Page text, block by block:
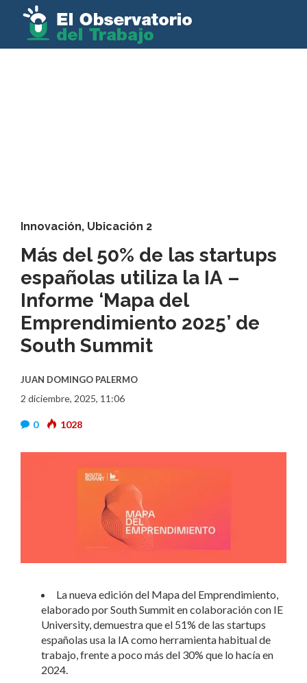
Innovación, Ubicación 2
Más del 50% de las startups
españolas utiliza la IA –
Informe ‘Mapa del
Emprendimiento 2025’ de
South Summit
JUAN DOMINGO PALERMO
2 diciembre, 2025, 11:06
0 1028
La nueva edición del Mapa del Emprendimiento,
elaborado por South Summit en colaboración con IE
University, demuestra que el 51% de las startups
españolas usa la IA como herramienta habitual de
trabajo, frente a poco más del 30% que lo hacía en
2024.